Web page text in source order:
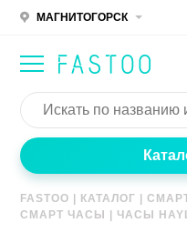
МАГНИТОГОРСК
FASTOO КАТАЛОГ |
СМАРТ ЧАСЫ
ЧАСЫ